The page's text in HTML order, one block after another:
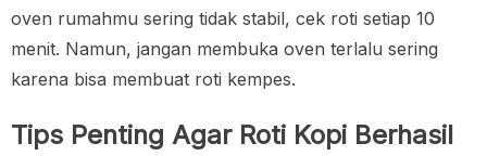
oven rumahmu sering tidak stabil, cek roti setiap 10
menit. Namun, jangan membuka oven terlalu sering
karena bisa membuat roti kempes.
Tips Penting Agar Roti Kopi Berhasil